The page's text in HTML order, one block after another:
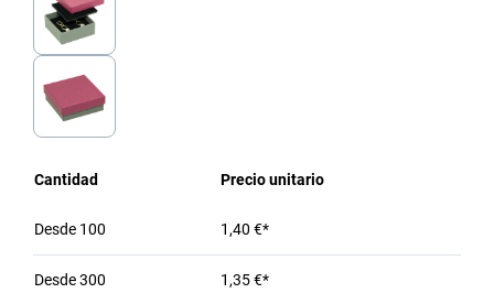
Cantidad Precio unitario
Desde 100 1,40 €*
Desde300 1,35 €*